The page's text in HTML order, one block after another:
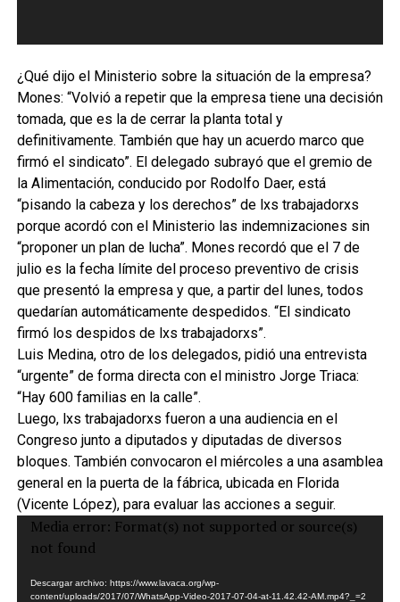
¿Qué dijo el Ministerio sobre la situación de la empresa?
Mones: “Volvió a repetir que la empresa tiene una decisión
tomada, que es la de cerrar la planta total y
definitivamente. También que hay un acuerdo marco que
firmó el sindicato”. El delegado subrayó que el gremio de
la Alimentación, conducido por Rodolfo Daer, está
“pisando la cabeza y los derechos” de lxs trabajadorxs
porque acordó con el Ministerio las indemnizaciones sin
“proponer un plan de lucha”. Mones recordó que el 7 de
julio es la fecha límite del proceso preventivo de crisis
que presentó la empresa y que, a partir del lunes, todos
quedarían automáticamente despedidos. “El sindicato
firmó los despidos de lxs trabajadorxs”.
Luis Medina, otro de los delegados, pidió una entrevista
“urgente” de forma directa con el ministro Jorge Triaca:
“Hay 600 familias en la calle”.
Luego, lxs trabajadorxs fueron a una audiencia en el
Congreso junto a diputados y diputadas de diversos
bloques. También convocaron el miércoles a una asamblea
general en la puerta de la fábrica, ubicada en Florida
(Vicente López), para evaluar las acciones a seguir.
Reproductor
Media error: Format(s) not supported or source(s)
not found
Descargar archivo: https://www.lavaca.org/wp-
content/uploads/2017/07/WhatsApp-Video-2017-07-04-at-11.42.42-AM.mp4?_=2